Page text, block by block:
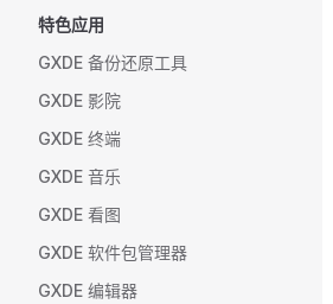
特色应用
GXDE 备份还原工具
GXDE 影院
GXDE 终端
GXDE 音乐
GXDE 看图
GXDE 软件包管理器
GXDE 编辑器